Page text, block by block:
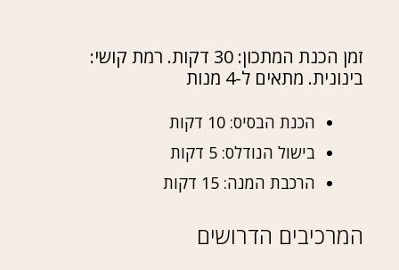
זמן הכנת המתכון: 30 דקות. רמת קושי:
בינונית. מתאים ל-4 מנות
הכנת הבסיס: 10 דקות
בישול הנודלס: 5 דקות
הרכבת המנה: 15 דקות
המרכיבים הדרושים